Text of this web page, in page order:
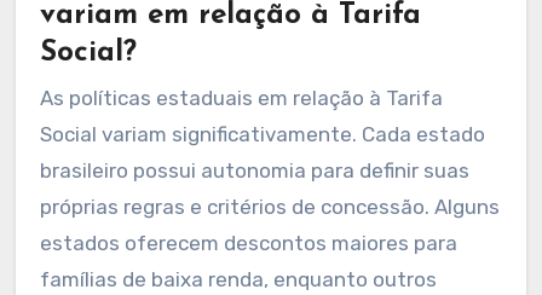
variam em relação à Tarifa
Social?
As políticas estaduais em relação à Tarifa
Social variam significativamente. Cada estado
brasileiro possui autonomia para definir suas
próprias regras e critérios de concessão. Alguns
estados oferecem descontos maiores para
famílias de baixa renda, enquanto outros